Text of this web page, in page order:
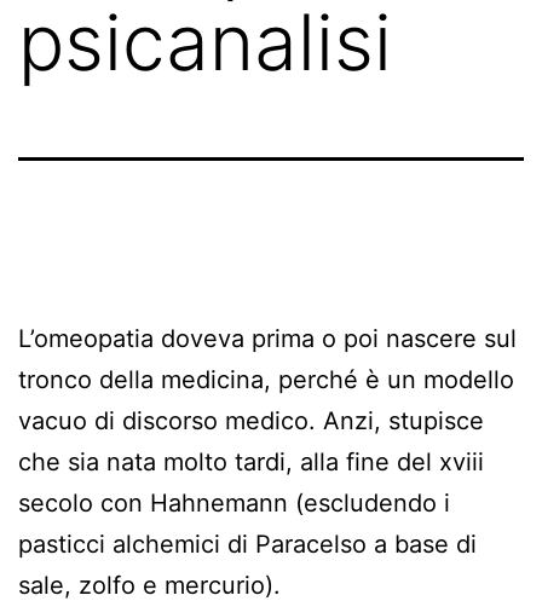
psicanalisi
L’omeopatia doveva prima o poi nascere sul
tronco della medicina, perché è un modello
vacuo di discorso medico. Anzi, stupisce
che sia nata molto tardi, alla fine del xviii
secolo con Hahnemann (escludendo i
pasticci alchemici di Paracelso a base di
sale, zolfo e mercurio).